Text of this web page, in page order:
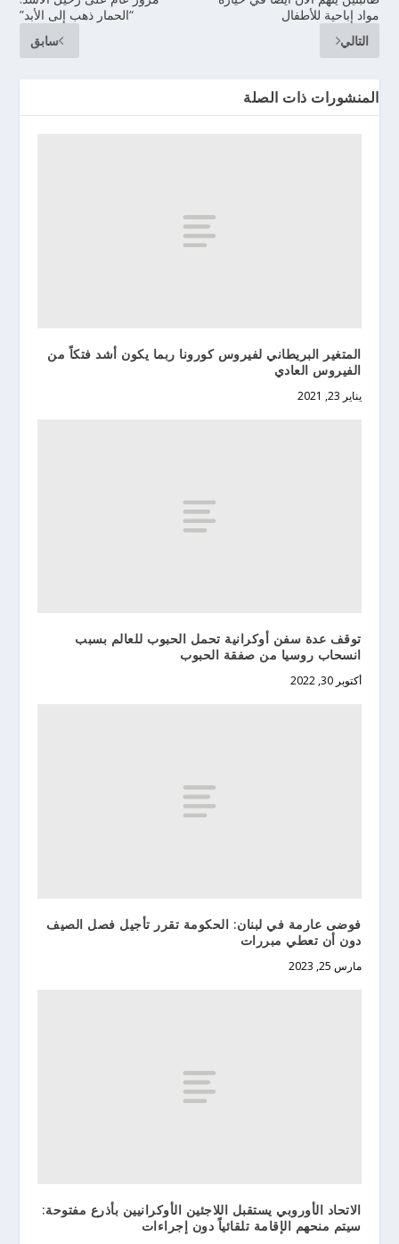
“الحمار ذهب إلى الأبد”
سابق
مواد إباحية للأطفال
التالي
المنشورات ذات الصلة
المتغير البريطاني لفيروس كورونا ربما يكون أشد فتكاً من
الفيروس العادي
يناير 23, 2021
توقف عدة سفن أوكرانية تحمل الحبوب للعالم بسبب
انسحاب روسيا من صفقة الحبوب
أكتوبر 30, 2022
فوضى عارمة في لبنان: الحكومة تقرر تأجيل فصل الصيف
دون أن تعطي مبررات
مارس 25, 2023
الاتحاد الأوروبي يستقبل اللاجئين الأوكرانيين بأذرع مفتوحة:
سيتم منحهم الإقامة تلقائياً دون إجراءات